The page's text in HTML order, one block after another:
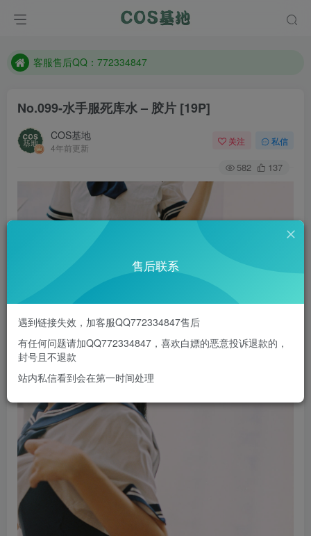
遇到任何问题加客服QQ：772334847
客服售后QQ：772334847
防失联：百度搜索《一七天佳》，实时查看最新站点。
No.099-水手服死库水 – 胶片 [19P]
COS基地
4年前更新
关注 私信
582 137
售后联系
遇到链接失效，加客服QQ772334847售后
有任何问题请加QQ772334847，喜欢白嫖的恶意投诉退款的，
封号且不退款
站内私信看到会在第一时间处理